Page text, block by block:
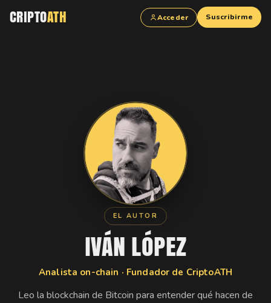
CRIPTOATH Acceder Suscribirme
EL AUTOR
IVÁN LÓPEZ
Analista on-chain · Fundador de CriptoATH
Leo la blockchain de Bitcoin para entender qué hacen de